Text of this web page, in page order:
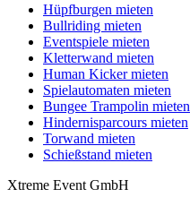
Hüpfburgen mieten
Bullriding mieten
Eventspiele mieten
Kletterwand mieten
Human Kicker mieten
Spielautomaten mieten
Bungee Trampolin mieten
Hindernisparcours mieten
Torwand mieten
Schießstand mieten
Xtreme Event GmbH